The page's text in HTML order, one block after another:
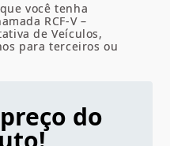
você tenha
RCF-V –
de Veículos,
para terceiros ou
do